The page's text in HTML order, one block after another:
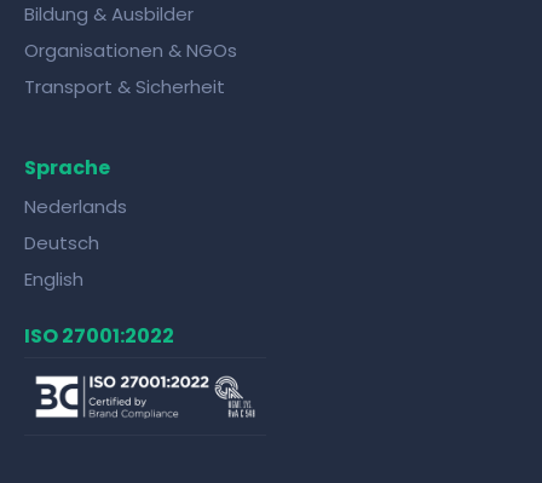
Bildung & Ausbilder
Organisationen & NGOs
Transport & Sicherheit
Sprache
Nederlands
Deutsch
English
ISO 27001:2022